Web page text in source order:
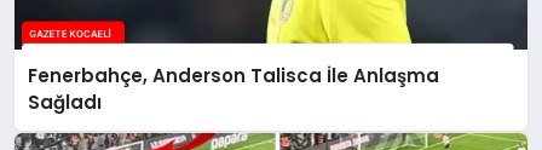
Fenerbahçe, Anderson Talisca İle Anlaşma
Sağladı